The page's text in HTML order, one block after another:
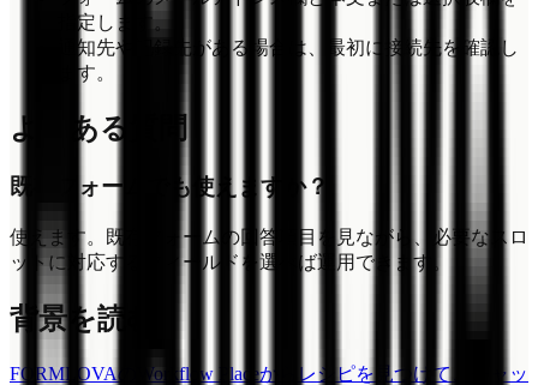
指定します。
通知先や記録先がある場合は、最初に接続先を確認し
ます。
よくある質問
既存フォームでも使えますか？
使えます。既存フォームの回答項目を見ながら、必要なスロ
ットに対応するフィールドを選べば運用できます。
背景を読む
FORMLOVAのWorkflow Placeからレシピを見つけて、チャッ